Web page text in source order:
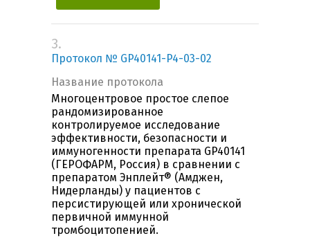
3.
Протокол № GP40141-P4-03-02
Название протокола
Многоцентровое простое слепое
рандомизированное
контролируемое исследование
эффективности, безопасности и
иммуногенности препарата GP40141
(ГЕРОФАРМ, Россия) в сравнении с
препаратом Энплейт® (Амджен,
Нидерланды) у пациентов с
персистирующей или хронической
первичной иммунной
тромбоцитопенией.